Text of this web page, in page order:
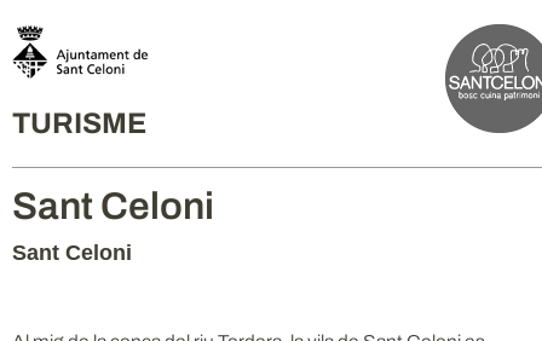
TURISME
Sant Celoni
Sant Celoni